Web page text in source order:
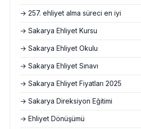
→ 257. ehliyet alma süreci en iyi
→ Sakarya Ehliyet Kursu
→ Sakarya Ehliyet Okulu
→ Sakarya Ehliyet Sınavı
→ Sakarya Ehliyet Fiyatları 2025
→ Sakarya Direksiyon Eğitimi
→ Ehliyet Dönüşümü